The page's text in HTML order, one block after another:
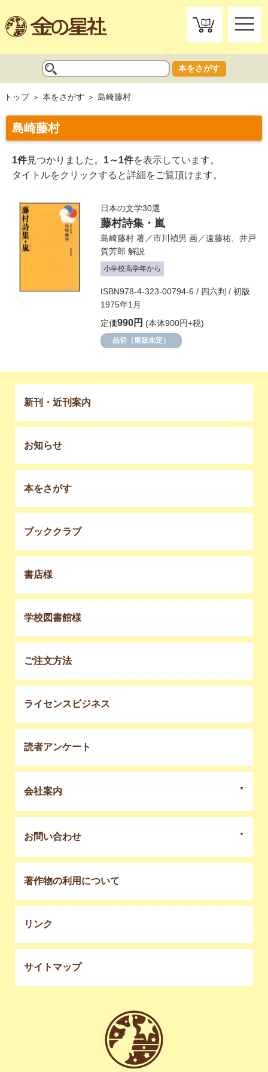
toggle
本をさがす
トップ 本をさがす 島崎藤村
島崎藤村
1件見つかりました。 1～1件を表示しています。
タイトルをクリックすると詳細をご覧頂けます。
日本の文学30選
藤村詩集・嵐
島崎藤村 著／市川禎男 画／遠藤祐
井戸
賀芳郎 解説
小学校高学年から
ISBN978-4-323-00794-6 / 四六判 / 初版
1975年1月
定価990円 (本体900円+税)
品切（重版未定）
新刊・近刊案内
お知らせ
本をさがす
ブッククラブ
書店様
学校図書館様
ご注文方法
ライセンスビジネス
読者アンケート
会社案内
お問い合わせ
著作物の利用について
リンク
サイトマップ